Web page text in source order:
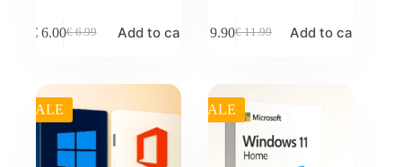
€6.99
Original
€ 6.99.
€6.00Current
€ 6.00.
Add to cart €11.99
Original
9.90Current
Add to cart
SALE SALE